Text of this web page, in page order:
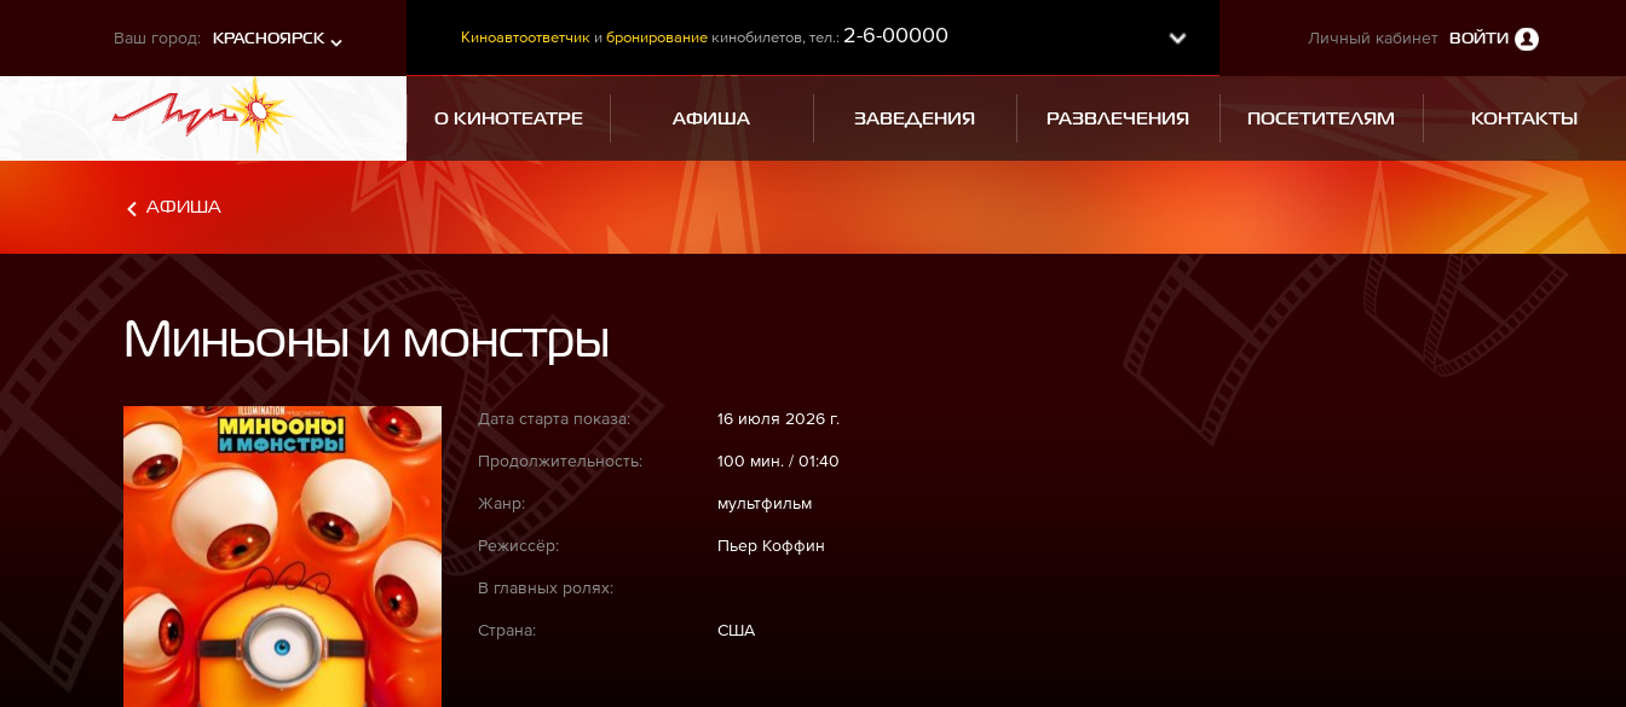
Ваш город: КРАСНОЯРСК Киноавтоответчик и бронирование кинобилетов, тел.: 2-6-00000 Личный кабинет ВОЙТИ
О КИНОТЕАТРЕ АФИША ЗАВЕДЕНИЯ РАЗВЛЕЧЕНИЯ ПОСЕТИТЕЛЯМ КОНТАКТЫ
АФИША
Миньоны и монстры
Дата старта показа: 16 июля 2026 г.
Продолжительность: 100 мин. / 01:40
Жанр: мультфильм
Режиссёр: Пьер Коффин
В главных ролях:
Страна: США